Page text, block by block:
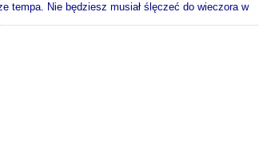
tempa. Nie będziesz musiał ślęczeć do wieczora w